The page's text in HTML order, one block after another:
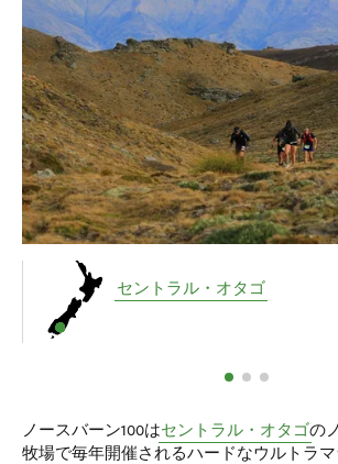
セントラル・オタゴ
ノースバーン100はセントラル・オタゴの
牧場で毎年開催されるハードなウルトラ